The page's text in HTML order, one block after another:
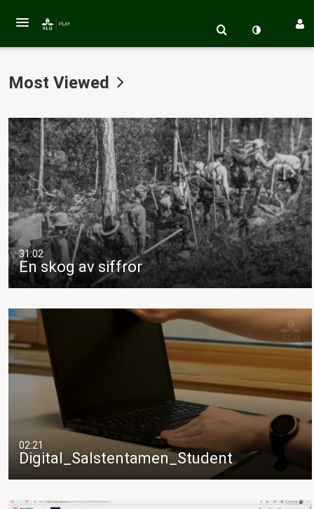
Most Viewed
31:02
En skog av siffror
02:21
Digital_Salstentamen_Student